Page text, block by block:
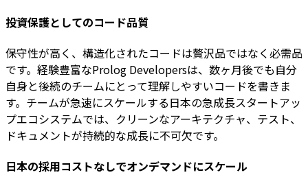
投資保護としてのコード品質
保守性が高く、構造化されたコードは贅沢品ではなく必需品
です。経験豊富なProlog Developersは、数ヶ月後でも自分
自身と後続のチームにとって理解しやすいコードを書きま
す。チームが急速にスケールする日本の急成長スタートアッ
プエコシステムでは、クリーンなアーキテクチャ、テスト、
ドキュメントが持続的な成長に不可欠です。
日本の採用コストなしでオンデマンドにスケール